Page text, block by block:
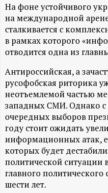
-
и
н
ф
о
р
м
а
На фоне устойчивого
на международной
сталкивается с
в рамках которого
отводится одна из
Антироссийская, а
русофобская риторика
неотъемлемой частью
западных СМИ. Однако
очередных выборов
году стоит ожидать
информационных атак,
которых будет
политической ситуации
главного
шести лет.